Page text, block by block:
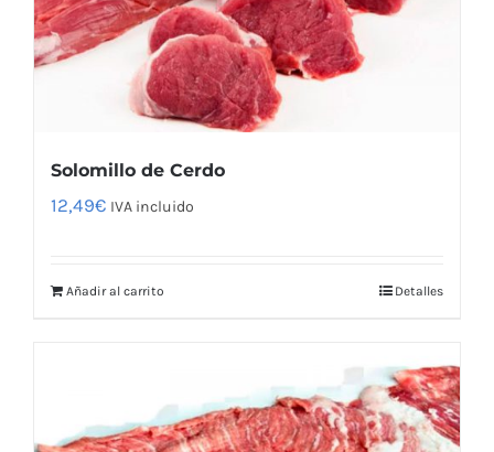
Solomillo de Cerdo
12,49€ IVA incluido
Añadir al carrito Detalles